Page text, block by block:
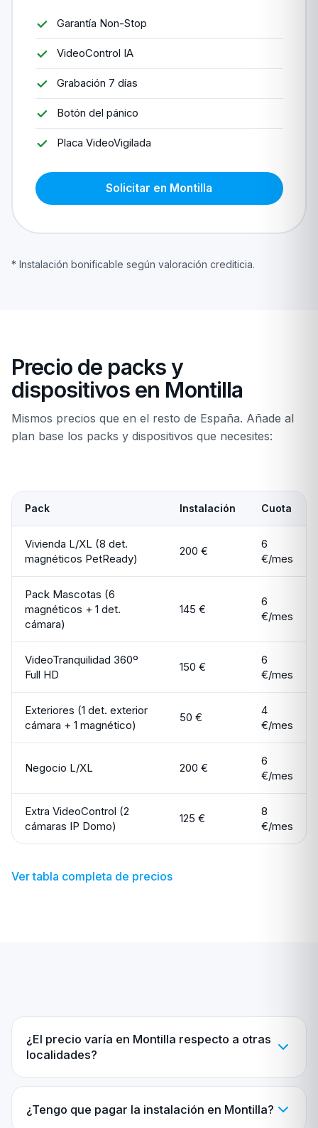
Garantía Non-Stop
VideoControl IA
Grabación 7 días
Botón del pánico
Placa VideoVigilada
Solicitar en Montilla
* Instalación bonificable según valoración crediticia.
Precio de packs y
dispositivos en Montilla
Mismos precios que en el resto de España. Añade al
plan base los packs y dispositivos que necesites:
Pack Instalación Cuota
Vivienda L/XL (8 det.
magnéticos PetReady)
200 €
6
€/mes
Pack Mascotas (6
magnéticos + 1 det.
cámara)
145 €
6
€/mes
VideoTranquilidad 360º
Full HD
150 €
6
€/mes
Exteriores (1 det. exterior
cámara + 1 magnético)
50 €
4
€/mes
Negocio L/XL 200 €
6
€/mes
Extra VideoControl (2
cámaras IP Domo)
125 €
8
€/mes
Ver tabla completa de precios
¿El precio varía en Montilla respecto a otras
localidades?
¿Tengo que pagar la instalación en Montilla?